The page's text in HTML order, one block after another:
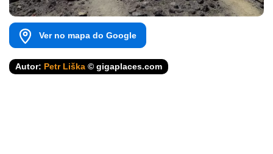
Ver no mapa do Google
Autor: Petr Liška © gigaplaces.com